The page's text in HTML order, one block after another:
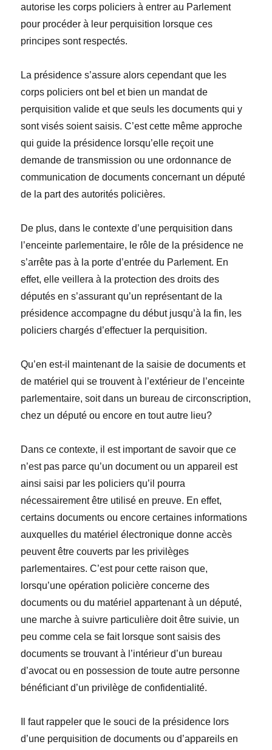
autorise les corps policiers à entrer au Parlement
pour procéder à leur perquisition lorsque ces
principes sont respectés.
La présidence s’assure alors cependant que les
corps policiers ont bel et bien un mandat de
perquisition valide et que seuls les documents qui y
sont visés soient saisis. C’est cette même approche
qui guide la présidence lorsqu’elle reçoit une
demande de transmission ou une ordonnance de
communication de documents concernant un député
de la part des autorités policières.
De plus, dans le contexte d’une perquisition dans
l’enceinte parlementaire, le rôle de la présidence ne
s’arrête pas à la porte d’entrée du Parlement. En
effet, elle veillera à la protection des droits des
députés en s’assurant qu’un représentant de la
présidence accompagne du début jusqu’à la fin, les
policiers chargés d’effectuer la perquisition.
Qu’en est-il maintenant de la saisie de documents et
de matériel qui se trouvent à l’extérieur de l’enceinte
parlementaire, soit dans un bureau de circonscription,
chez un député ou encore en tout autre lieu?
Dans ce contexte, il est important de savoir que ce
n’est pas parce qu’un document ou un appareil est
ainsi saisi par les policiers qu’il pourra
nécessairement être utilisé en preuve. En effet,
certains documents ou encore certaines informations
auxquelles du matériel électronique donne accès
peuvent être couverts par les privilèges
parlementaires. C’est pour cette raison que,
lorsqu’une opération policière concerne des
documents ou du matériel appartenant à un député,
une marche à suivre particulière doit être suivie, un
peu comme cela se fait lorsque sont saisis des
documents se trouvant à l’intérieur d’un bureau
d’avocat ou en possession de toute autre personne
bénéficiant d’un privilège de confidentialité.
Il faut rappeler que le souci de la présidence lors
d’une perquisition de documents ou d’appareils en